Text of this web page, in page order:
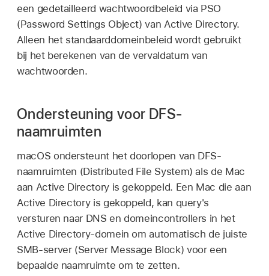
een gedetailleerd wachtwoordbeleid via PSO
(Password Settings Object) van Active Directory.
Alleen het standaarddomeinbeleid wordt gebruikt
bij het berekenen van de vervaldatum van
wachtwoorden.
Ondersteuning voor DFS-
naamruimten
macOS ondersteunt het doorlopen van DFS-
naamruimten (Distributed File System) als de Mac
aan Active Directory is gekoppeld. Een Mac die aan
Active Directory is gekoppeld, kan query's
versturen naar DNS en domeincontrollers in het
Active Directory-domein om automatisch de juiste
SMB-server (Server Message Block) voor een
bepaalde naamruimte om te zetten.